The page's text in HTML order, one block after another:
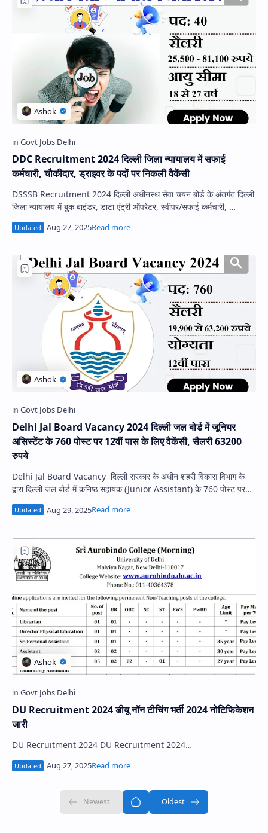
DDC Recruitment 2024 दिल्ली जिला न्यायालय में सफाई
कर्मचारी, चौकीदार, ड्राइवर के पदों पर निकली वैकेंसी
DSSSB Recruitment 2024 दिल्ली अधीनस्थ सेवा चयन बोर्ड के अंतर्गत दिल्ली
जिला न्यायालय में बुक बाइंडर, डाटा एंट्री ऑपरेटर, स्वीपर/सफाई कर्मचारी, …
Delhi Jal Board Vacancy 2024 दिल्ली जल बोर्ड में जूनियर
असिस्टेंट के 760 पोस्ट पर 12वीं पास के लिए वैकेंसी, सैलरी 63200
रुपये
Delhi Jal Board Vacancy दिल्ली सरकार के अधीन शहरी विकास विभाग के
द्वारा दिल्ली जल बोर्ड में कनिष्ठ सहायक (Junior Assistant) के 760 पोस्ट पर
ऑ…
DU Recruitment 2024 डीयू नॉन टीचिंग भर्ती 2024 नोटिफिकेशन
जारी
DU Recruitment 2024 DU Recruitment 2024…